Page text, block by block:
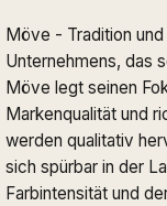
Möve - Tradition
Unternehmens, das
Möve legt seinen
Markenqualität und
werden qualitativ
sich spürbar in der
Farbintensität und